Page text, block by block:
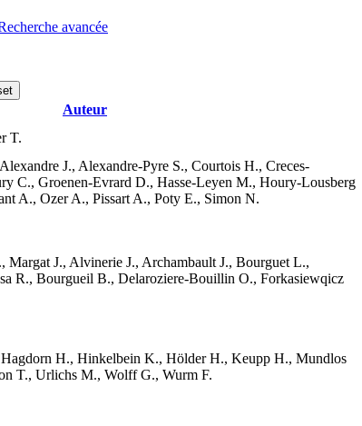
avancée
Auteur
T.
J., Alexandre-Pyre S., Courtois H., Creces-
C., Groenen-Evrard D., Hasse-Leyen M., Houry-Lousberg
A., Ozer A., Pissart A., Poty E., Simon N.
Margat J., Alvinerie J., Archambault J., Bourguet L.,
R., Bourgueil B., Delaroziere-Bouillin O., Forkasiewqicz
H., Hinkelbein K., Hölder H., Keupp H., Mundlos
T., Urlichs M., Wolff G., Wurm F.